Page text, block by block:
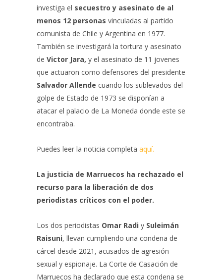
investiga el secuestro y asesinato de al
menos 12 personas vinculadas al partido
comunista de Chile y Argentina en 1977.
También se investigará la tortura y asesinato
de Victor Jara, y el asesinato de 11 jovenes
que actuaron como defensores del presidente
Salvador Allende cuando los sublevados del
golpe de Estado de 1973 se disponían a
atacar el palacio de La Moneda donde este se
encontraba.
Puedes leer la noticia completa aquí.
La justicia de Marruecos ha rechazado el
recurso para la liberación de dos
periodistas críticos con el poder.
Los dos periodistas Omar Radi y Suleimán
Raisuni, llevan cumpliendo una condena de
cárcel desde 2021, acusados de agresión
sexual y espionaje. La Corte de Casación de
Marruecos ha declarado que esta condena se